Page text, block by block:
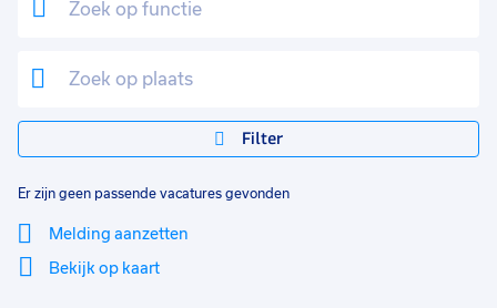
Filter
Er zijn geen passende vacatures gevonden
Melding aanzetten
Bekijk op kaart